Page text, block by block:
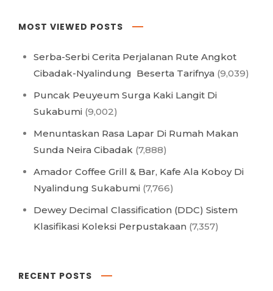
MOST VIEWED POSTS
Serba-Serbi Cerita Perjalanan Rute Angkot
Cibadak-Nyalindung Beserta Tarifnya (9,039)
Puncak Peuyeum Surga Kaki Langit Di
Sukabumi (9,002)
Menuntaskan Rasa Lapar Di Rumah Makan
Sunda Neira Cibadak (7,888)
Amador Coffee Grill & Bar, Kafe Ala Koboy Di
Nyalindung Sukabumi (7,766)
Dewey Decimal Classification (DDC) Sistem
Klasifikasi Koleksi Perpustakaan (7,357)
RECENT POSTS